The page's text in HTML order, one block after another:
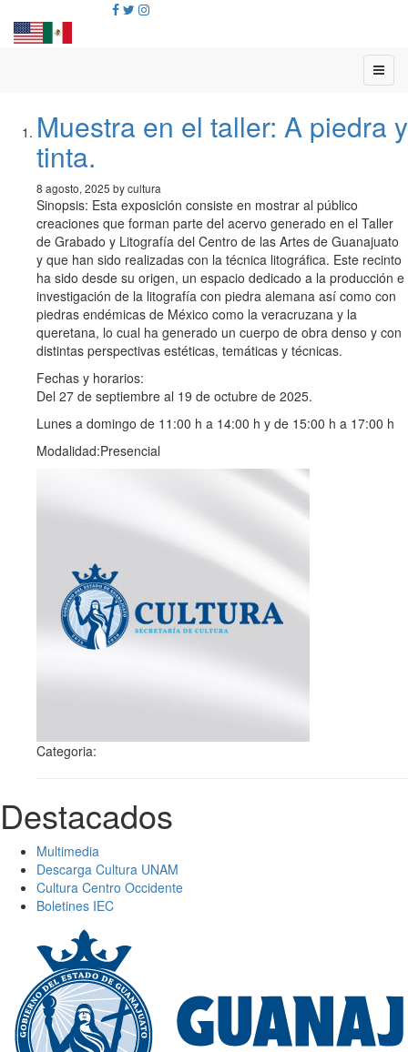
Muestra en el taller: A piedra y
tinta.
8 agosto, 2025 by cultura
Sinopsis: Esta exposición consiste en mostrar al público
creaciones que forman parte del acervo generado en el Taller
de Grabado y Litografía del Centro de las Artes de Guanajuato
y que han sido realizadas con la técnica litográfica. Este recinto
ha sido desde su origen, un espacio dedicado a la producción e
investigación de la litografía con piedra alemana así como con
piedras endémicas de México como la veracruzana y la
queretana, lo cual ha generado un cuerpo de obra denso y con
distintas perspectivas estéticas, temáticas y técnicas.
Fechas y horarios:
Del 27 de septiembre al 19 de octubre de 2025.
Lunes a domingo de 11:00 h a 14:00 h y de 15:00 h a 17:00 h
Modalidad:Presencial
Categoria:
Destacados
Multimedia
Descarga Cultura UNAM
Cultura Centro Occidente
Boletines IEC